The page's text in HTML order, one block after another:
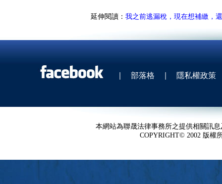
延伸閱讀： 我之前逃漏稅，現在想補繳，
| 部落格 | 隱私權政策
本網站為聯晟法律事務所之提供相關訊
COPYRIGHT© 2002 版權